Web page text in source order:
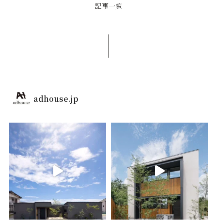
記事一覧
adhouse.jp